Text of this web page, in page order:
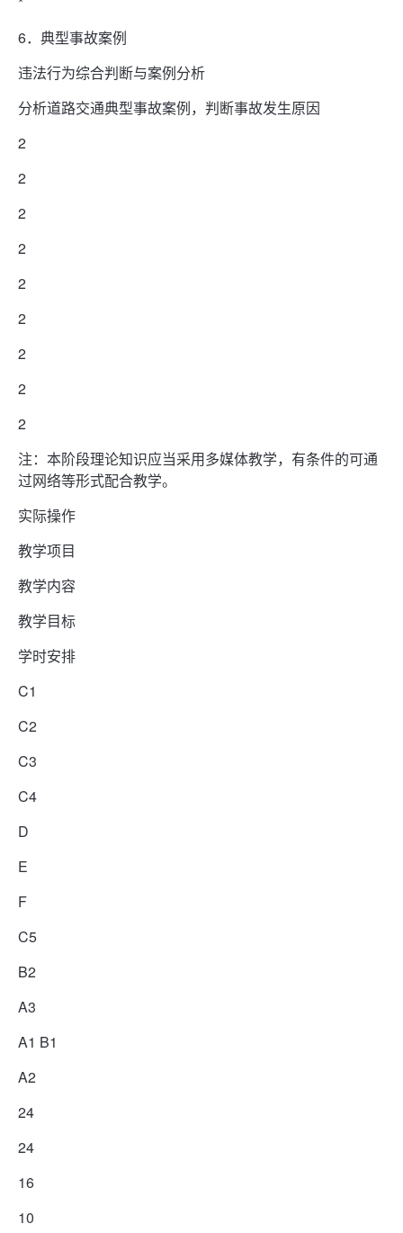
6．典型事故案例
违法行为综合判断与案例分析
分析道路交通典型事故案例，判断事故发生原因
2
2
2
2
2
2
2
2
2
注：本阶段理论知识应当采用多媒体教学，有条件的可通
过网络等形式配合教学。
实际操作
教学项目
教学内容
教学目标
学时安排
C1
C2
C3
C4
D
E
F
C5
B2
A3
A1 B1
A2
24
24
16
10